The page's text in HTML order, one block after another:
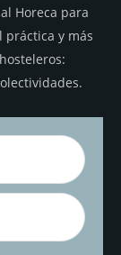
Horeca para
y más